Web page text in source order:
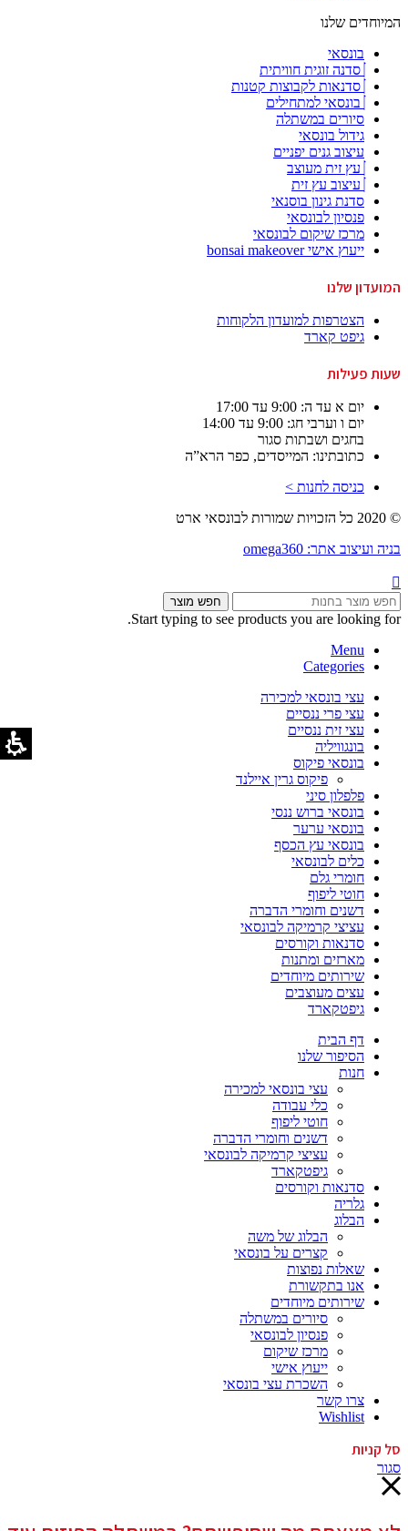
המיוחדים שלנו
בונסאי
סדנה זוגית חוויתית
סדנאות לקבוצות קטנות
בונסאי למתחילים
סיורים במשתלה
גידול בונסאי
עיצוב גנים יפניים
עץ זית מעוצב
עיצוב עץ זית
סדנת גינון בוסנאי
פנסיון לבונסאי
מרכז שיקום לבונסאי
ייעוץ אישי bonsai makeover
המועדון שלנו
הצטרפות למועדון הלקוחות
גיפט קארד
שעות פעילות
יום א עד ה: 9:00 עד 17:00
יום ו וערבי חג: 9:00 עד 14:00
בחגים ושבתות סגור
כתובתינו: המייסדים, כפר הרא”ה
כניסה לחנות >
© 2020 כל הזכויות שמורות לבונסאי ארט
בניה ועיצוב אתר: omega360
חפש מוצר
Start typing to see products you are looking for.
Menu
Categories
עצי בונסאי למכירה
עצי פרי ננסיים
עצי זית ננסיים
בונגוויליה
בונסאי פיקוס
פיקוס גרין איילנד
פלפלון סיני
בונסאי ברוש ננסי
בונסאי ערער
בונסאי עץ הכסף
כלים לבונסאי
חומרי גלם
חוטי ליפוף
דשנים וחומרי הדברה
עציצי קרמיקה לבונסאי
סדנאות וקורסים
מארזים ומתנות
שירותים מיוחדים
עצים מעוצבים
גיפטקארד
דף הבית
הסיפור שלנו
חנות
עצי בונסאי למכירה
כלי עבודה
חוטי ליפוף
דשנים וחומרי הדברה
עציצי קרמיקה לבונסאי
גיפטקארד
סדנאות וקורסים
גלריה
הבלוג
הבלוג של משה
קצרים על בונסאי
שאלות נפוצות
אנו בתקשורת
שירותים מיוחדים
סיורים במשתלה
פנסיון לבונסאי
מרכז שיקום
ייעוץ אישי
השכרת עצי בונסאי
צרו קשר
Wishlist
סל קניות
סגור